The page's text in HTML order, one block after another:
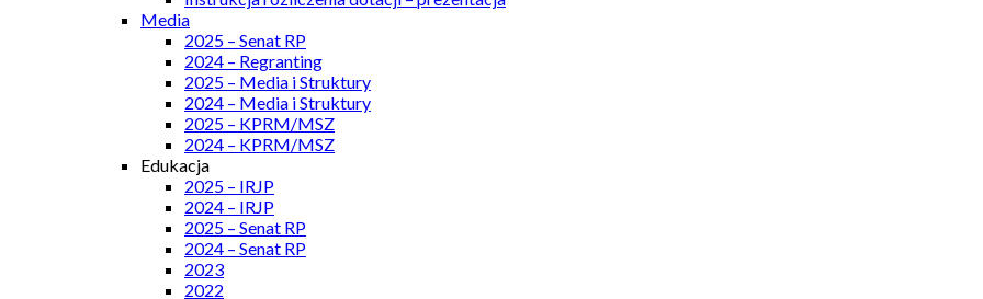
Media
2025 – Senat RP
2024 – Regranting
2025 – Media i Struktury
2024 – Media i Struktury
2025 – KPRM/MSZ
2024 – KPRM/MSZ
Edukacja
2025 – IRJP
2024 – IRJP
2025 – Senat RP
2024 – Senat RP
2023
2022